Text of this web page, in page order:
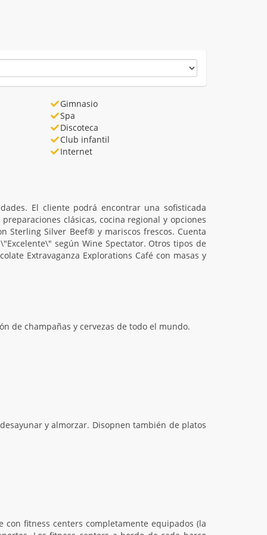
Gimnasio
Spa
Discoteca
Club infantil
Internet
El cliente podrá encontrar una sofisticada
clásicas, cocina regional y opciones
Sterling Silver Beef® y mariscos frescos. Cuenta
según Wine Spectator. Otros tipos de
Extravaganza Explorations Café con masas y
de champañas y cervezas de todo el mundo.
y almorzar. Disopnen también de platos
fitness centers completamente equipados (la